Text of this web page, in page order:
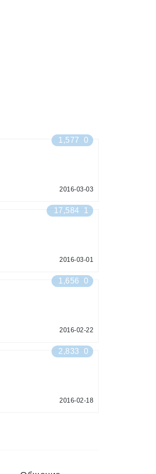
1,577 0
2016-03-03
17,584 1
2016-03-01
1,656 0
2016-02-22
2,833 0
2016-02-18